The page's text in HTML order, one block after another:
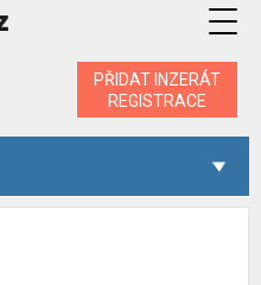
PŘIDAT INZERÁT
REGISTRACE